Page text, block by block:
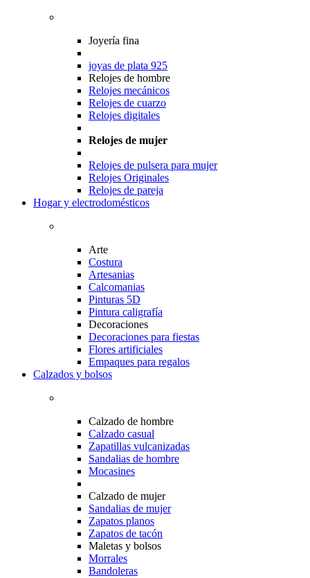
Joyería fina
joyas de plata 925
Relojes de hombre
Relojes mecánicos
Relojes de cuarzo
Relojes digitales
Relojes de mujer
Relojes de pulsera para mujer
Relojes Originales
Relojes de pareja
Hogar y electrodomésticos
Arte
Costura
Artesanias
Calcomanias
Pinturas 5D
Pintura caligrafía
Decoraciones
Decoraciones para fiestas
Flores artificiales
Empaques para regalos
Calzados y bolsos
Calzado de hombre
Calzado casual
Zapatillas vulcanizadas
Sandalias de hombre
Mocasines
Calzado de mujer
Sandalias de mujer
Zapatos planos
Zapatos de tacón
Maletas y bolsos
Morrales
Bandoleras